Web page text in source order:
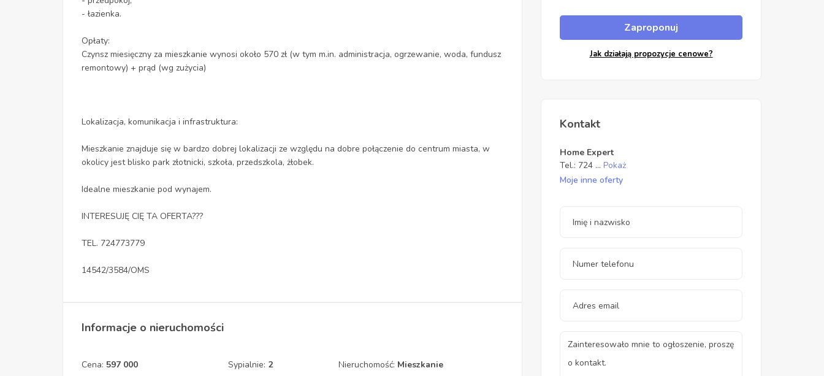
- łazienka.
Opłaty:
Czynsz miesięczny za mieszkanie wynosi około 570 zł (w tym m.in. administracja, ogrzewanie, woda, fundusz
remontowy) + prąd (wg zużycia)
Lokalizacja, komunikacja i infrastruktura:
Mieszkanie znajduje się w bardzo dobrej lokalizacji ze względu na dobre połączenie do centrum miasta, w
okolicy jest blisko park złotnicki, szkoła, przedszkola, żłobek.
Idealne mieszkanie pod wynajem.
INTERESUJĘ CIĘ TA OFERTA???
TEL. 724773779
14542/3584/OMS
Informacje o nieruchomości
Cena: 597 000 Sypialnie: 2 Nieruchomość: Mieszkanie
Zaproponuj
Jak działają propozycje cenowe?
Kontakt
Home Expert
Tel.: 724 ... Pokaż
Moje inne oferty